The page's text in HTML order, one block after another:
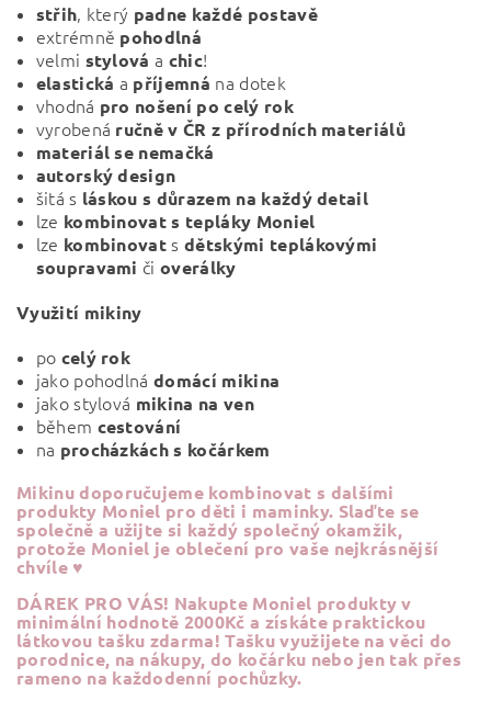
střih, který padne každé postavě
extrémně pohodlná
velmi stylová a chic!
elastická a příjemná na dotek
vhodná pro nošení po celý rok
vyrobená ručně v ČR z přírodních materiálů
materiál se nemačká
autorský design
šitá s láskou s důrazem na každý detail
lze kombinovat s tepláky Moniel
lze kombinovats dětskými teplákovými
soupravami či overálky
Využití mikiny
po celý rok
jako pohodlnádomácí mikina
jako stylová mikina na ven
během cestování
na procházkách s kočárkem
Mikinu doporučujeme kombinovat s dalšími
produkty Moniel pro děti i maminky. Slaďte se
společně a užijte si každý společný okamžik,
protože Moniel je oblečení pro vaše nejkrásnější
chvíle ♥
DÁREK PRO VÁS! Nakupte Moniel produkty v
minimální hodnotě 2000Kč a získáte praktickou
látkovou tašku zdarma! Tašku využijete na věci do
porodnice, na nákupy, do kočárku nebo jen tak přes
rameno na každodenní pochůzky.